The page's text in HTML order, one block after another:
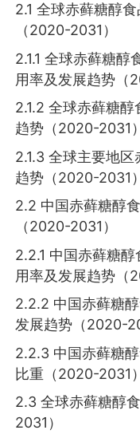
2.1 全球赤藓糖醇
（2020-2031）
2.1.1 全球赤藓糖
用率及发展趋势（
2.1.2 全球赤藓糖
趋势（2020-2031）
2.1.3 全球主要地
趋势（2020-2031）
2.2 中国赤藓糖醇
（2020-2031）
2.2.1 中国赤藓糖
用率及发展趋势（
2.2.2 中国赤藓糖
发展趋势（2020-
2.2.3 中国赤藓糖
比重（2020-2031）
2.3 全球赤藓糖醇
2031）